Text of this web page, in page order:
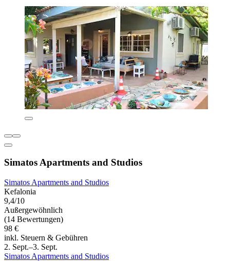
Simatos Apartments and Studios
Simatos Apartments and Studios
Kefalonia
9,4/10
Außergewöhnlich
(14 Bewertungen)
98 €
inkl. Steuern & Gebühren
2. Sept.–3. Sept.
Simatos Apartments and Studios